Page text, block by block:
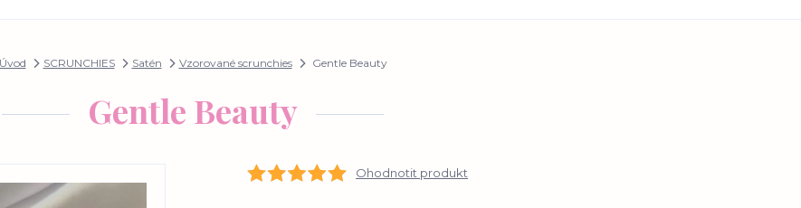
Úvod SCRUNCHIES Satén Vzorované scrunchies Gentle Beauty
Gentle Beauty
Ohodnotit produkt